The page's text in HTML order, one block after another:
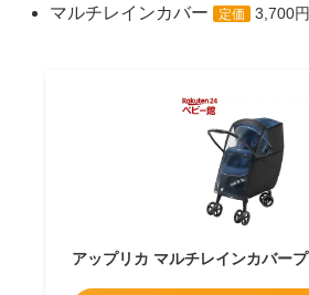
マルチレインカバー 定価 3,700円
アップリカ マルチレインカバー